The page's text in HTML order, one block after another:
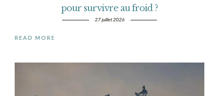
pour survivre au froid ?
27 juillet 2026
READ MORE